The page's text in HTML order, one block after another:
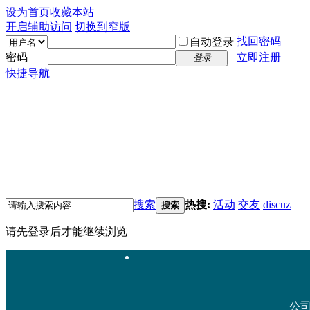
设为首页收藏本站
开启辅助访问 切换到窄版
自动登录 找回密码
密码
登录
立即注册
快捷导航
搜索 搜索 热搜: 活动 交友 discuz
请先登录后才能继续浏览
公